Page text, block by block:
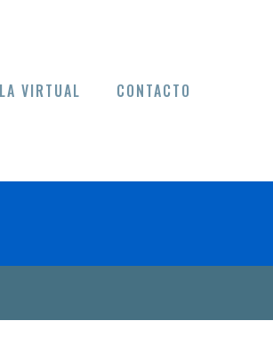
VIRTUAL CONTACTO